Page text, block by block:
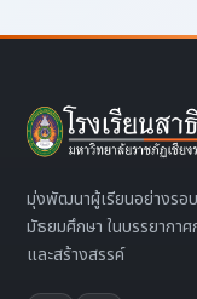
มุ่งพัฒนาผู้เรียนอย่างรอ
มัธยมศึกษา ในบรรยากา
และสร้างสรรค์